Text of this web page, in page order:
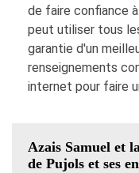
de faire confiance
peut utiliser tous
garantie d'un
renseignements
internet pour faire
Azais Samuel et
de Pujols et ses